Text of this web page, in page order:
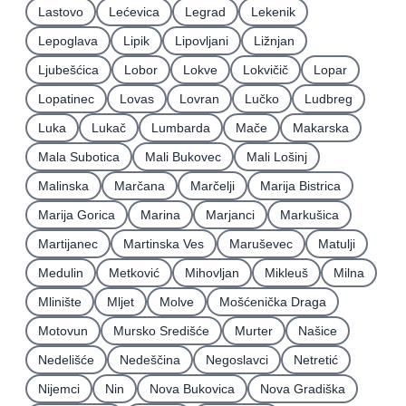
Lastovo Lećevica Legrad
Lekenik
Lepoglava
Lipik Lipovljani
Ližnjan
Ljubešćica
Lobor Lokve Lokvičič
Lopar
Lopatinec
Lovas Lovran Lučko
Ludbreg
Luka
Lukač Lumbarda Mače
Makarska
Mala Subotica
Mali Bukovec
Mali Lošinj
Malinska
Marčana Marčelji
Marija Bistrica
Marija Gorica
Marina Marjanci
Markušica
Martijanec
Martinska Ves Maruševec
Matulji
Medulin
Metković Mihovljan Mikleuš
Milna
Mlinište
Mljet Molve
Mošćenička Draga
Motovun
Mursko Središće Murter
Našice
Nedelišće
Nedeščina Negoslavci
Netretić
Nijemci
Nin Nova Bukovica Nova Gradiška